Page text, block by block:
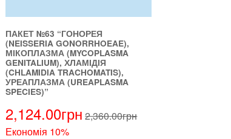
ПАКЕТ №63 “ГОНОРЕЯ
(NEISSERIA GONORRHOEAE),
МІКОПЛАЗМА (MYCOPLASMA
GENITALIUM), ХЛАМІДІЯ
(CHLAMIDIA TRACHOMATIS),
УРЕАПЛАЗМА (UREAPLASMA
SPECIES)”
2,124.00грн 2,360.00грн
Економія 10%